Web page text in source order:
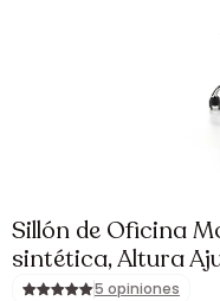
Sillón de Oficina
sintética, Altura
5 opiniones